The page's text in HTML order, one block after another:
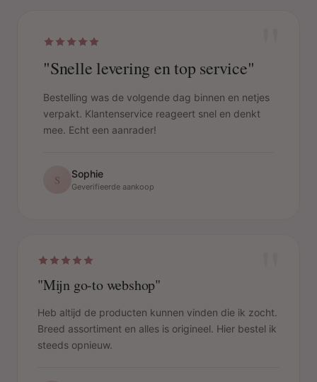
"Snelle levering en top service"
Bestelling was de volgende dag binnen en netjes
verpakt. Klantenservice reageert snel en denkt
mee. Echt een aanrader!
S Sophie
Geverifieerde aankoop
"Mijn go-to webshop"
Heb altijd de producten kunnen vinden die ik zocht.
Breed assortiment en alles is origineel. Hier bestel ik
steeds opnieuw.